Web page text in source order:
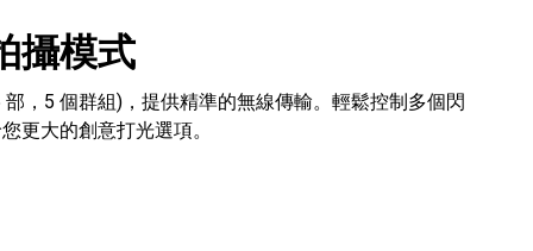
攝模式
，5 個群組)，提供精準的無線傳輸。輕鬆控制多個閃
更大的創意打光選項。